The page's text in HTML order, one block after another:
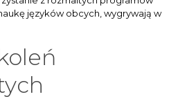
języków obcych, wygrywają w